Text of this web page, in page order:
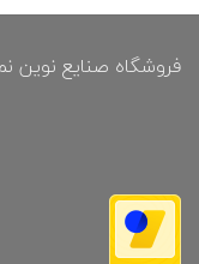
فروشگاه صنایع نوین